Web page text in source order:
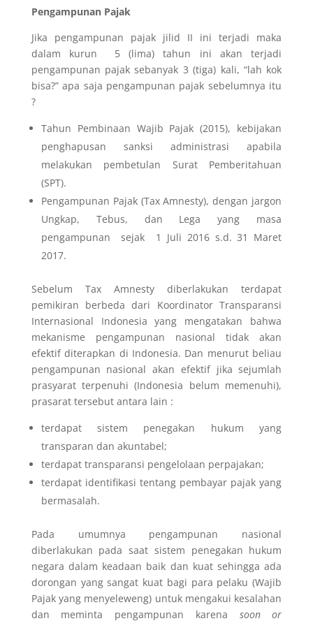
Pengampunan Pajak
Jika pengampunan pajak jilid II ini terjadi maka
dalam kurun 5 (lima) tahun ini akan terjadi
pengampunan pajak sebanyak 3 (tiga) kali, “lah kok
bisa?” apa saja pengampunan pajak sebelumnya itu
?
Tahun Pembinaan Wajib Pajak (2015), kebijakan
penghapusan sanksi administrasi apabila
melakukan pembetulan Surat Pemberitahuan
(SPT).
Pengampunan Pajak (Tax Amnesty), dengan jargon
Ungkap, Tebus, dan Lega yang masa
pengampunan sejak 1 Juli 2016 s.d. 31 Maret
2017.
Sebelum Tax Amnesty diberlakukan terdapat
pemikiran berbeda dari Koordinator Transparansi
Internasional Indonesia yang mengatakan bahwa
mekanisme pengampunan nasional tidak akan
efektif diterapkan di Indonesia. Dan menurut beliau
pengampunan nasional akan efektif jika sejumlah
prasyarat terpenuhi (Indonesia belum memenuhi),
prasarat tersebut antara lain :
terdapat sistem penegakan hukum yang
transparan dan akuntabel;
terdapat transparansi pengelolaan perpajakan;
terdapat identifikasi tentang pembayar pajak yang
bermasalah.
Pada umumnya pengampunan nasional
diberlakukan pada saat sistem penegakan hukum
negara dalam keadaan baik dan kuat sehingga ada
dorongan yang sangat kuat bagi para pelaku (Wajib
Pajak yang menyeleweng) untuk mengakui kesalahan
dan meminta pengampunan karena
soon or